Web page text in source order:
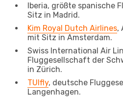
Iberia, größte spanische
Sitz in Madrid.
Kim Royal Dutch Airlines,
mit Sitz in Amsterdam.
Swiss International Air
Fluggesellschaft der
in Zürich.
TUIfly, deutsche
Langenhagen.